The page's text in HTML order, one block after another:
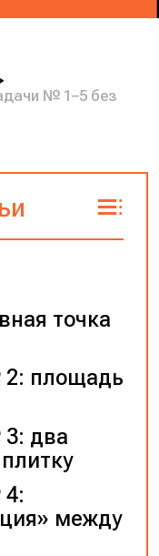
№ 1–5 без
точка
площадь
два
между